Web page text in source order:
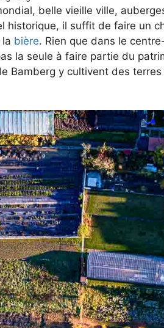
belle vieille ville,
historique, il suffit de faire un
bière. Rien que dans le
la seule à faire partie du
Bamberg y cultivent des